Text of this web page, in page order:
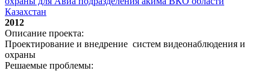
Казахстан
2012
Описание проекта:
Проектирование и внедрение систем видеонаблюдения и
охраны
Решаемые проблемы: